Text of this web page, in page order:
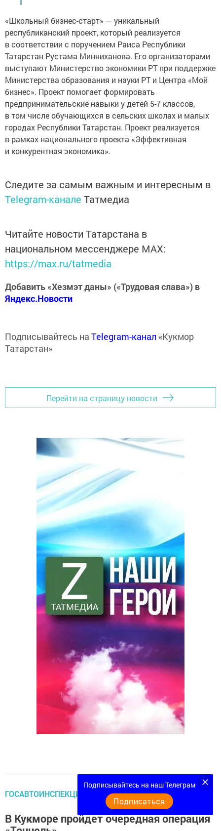
«Школьный бизнес-старт» — уникальный
республиканский проект, который реализуется
в соответствии с поручением Раиса Республики
Татарстан Рустама Минниханова. Его организаторами
выступают Министерство экономики РТ при поддержке
Министерства образования и науки РТ и Центра «Мой
бизнес». Проект помогает формировать
предпринимательские навыки у детей 5-7 классов,
в том числе обучающихся в сельских школах и малых
городах Республики Татарстан. Проект реализуется
в рамках национального проекта «Эффективная
и конкурентная экономика».
Следите за самым важным и интересным в
Telegram-канале Татмедиа
Читайте новости Татарстана в
национальном мессенджере MАХ:
https://max.ru/tatmedia
Добавить «Хезмэт даны» («Трудовая слава») в
Яндекс.Новости
Подписывайтесь на Telegram-канал «Кукмор
Татарстан»
Перейти на страницу новости
ГОСАВТОИНСПЕКЦИЯ СООБЩАЕТ
В Кукморе пройдет очередная операция
Подписывайтесь на наш Телеграм
Подписаться